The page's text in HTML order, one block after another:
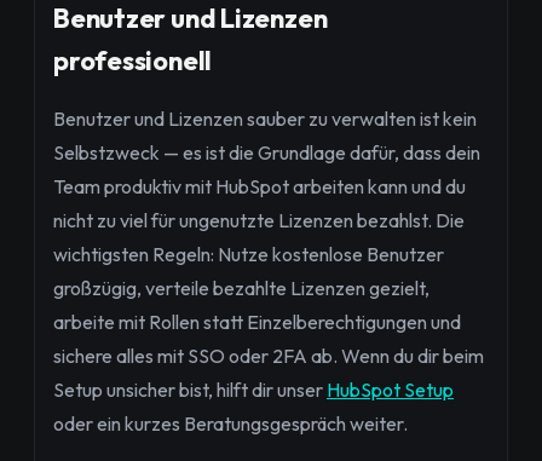
Benutzer und Lizenzen
professionell
Benutzer und Lizenzen sauber zu verwalten ist kein
Selbstzweck — es ist die Grundlage dafür, dass dein
Team produktiv mit HubSpot arbeiten kann und du
nicht zu viel für ungenutzte Lizenzen bezahlst. Die
wichtigsten Regeln: Nutze kostenlose Benutzer
großzügig, verteile bezahlte Lizenzen gezielt,
arbeite mit Rollen statt Einzelberechtigungen und
sichere alles mit SSO oder 2FA ab. Wenn du dir beim
Setup unsicher bist, hilft dir unser HubSpot Setup
oder ein kurzes Beratungsgespräch weiter.